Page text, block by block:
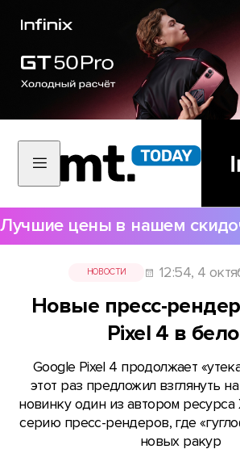
Лучшие цены в нашем
НОВОСТИ 12:54, 4
Новые пресс-
Pixel 4 в
Google Pixel 4 продолжает
этот раз предложил взглянуть
новинку один из автором ресурса
серию пресс-рендеров, где
новых ракур